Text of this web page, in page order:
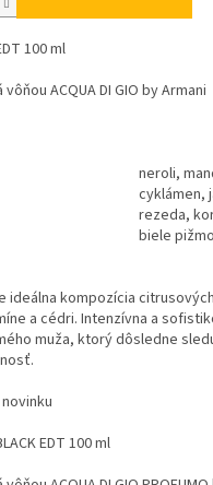
100 ml
ACQUA DI GIO by Armani
neroli,
cyklámen,
rezeda,
biele
ideálna kompozícia
a cédri. Intenzívna a
muža, ktorý dôsledne
EDT 100 ml